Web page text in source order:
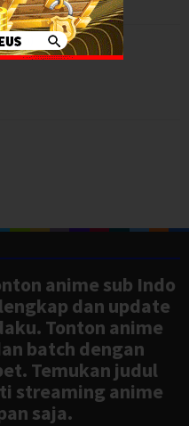
anime sub Indo
dan update
Tonton anime
batch dengan
Temukan judul
streaming anime
saja.